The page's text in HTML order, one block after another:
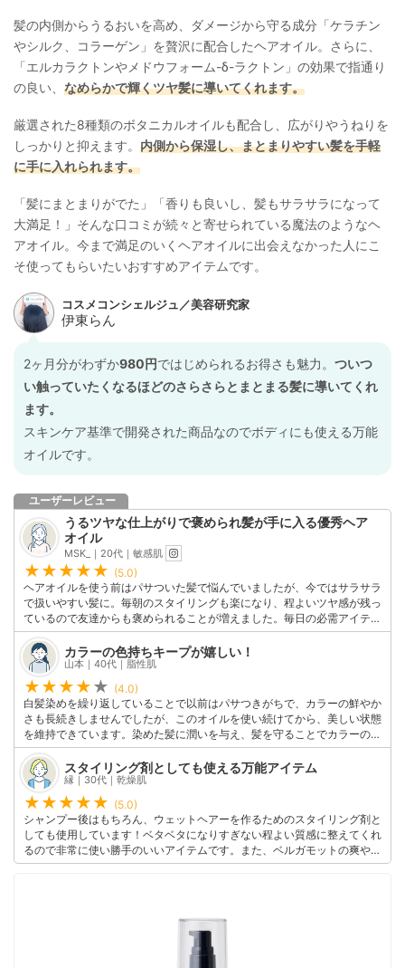
髪の内側からうるおいを高め、ダメージから守る成分「ケラチン
やシルク、コラーゲン」を贅沢に配合したヘアオイル。さらに、
「エルカラクトンやメドウフォーム-δ-ラクトン」の効果で指通り
の良い、 なめらかで輝くツヤ髪に導いてくれます。
厳選された8種類のボタニカルオイルも配合し、広がりやうねりを
しっかりと抑えます。 内側から保湿し、まとまりやすい髪を手軽
に手に入れられます。
「髪にまとまりがでた」「香りも良いし、髪もサラサラになって
大満足！」そんな口コミが続々と寄せられている魔法のようなヘ
アオイル。今まで満足のいくヘアオイルに出会えなかった人にこ
そ使ってもらいたいおすすめアイテムです。
2ヶ月分がわずか980円ではじめられるお得さも魅力。 ついつ
い触っていたくなるほどのさらさらとまとまる髪に導いてくれ
ます。
スキンケア基準で開発された商品なのでボディにも使える万能
オイルです。
ユーザーレビュー
うるツヤな仕上がりで褒められ髪が手に入る優秀ヘア
オイル
MSK_｜20代｜敏感肌
(5.0)
ヘアオイルを使う前はパサついた髪で悩んでいましたが、今ではサラサラ
で扱いやすい髪に。毎朝のスタイリングも楽になり、程よいツヤ感が残っ
ているので友達からも褒められることが増えました。毎日の必需アイテム
です！
このユーザーの他の口コミを見る
カラーの色持ちキープが嬉しい！
山本｜40代｜脂性肌
(4.0)
白髪染めを繰り返していることで以前はパサつきがちで、カラーの鮮やか
さも長続きしませんでしたが、このオイルを使い続けてから、美しい状態
を維持できています。染めた髪に潤いを与え、髪を守ることでカラーの褪
色を防ぎ、鮮やかな色合いを持続してくれている気がします。
このユーザーの他の口コミを見る
スタイリング剤としても使える万能アイテム
縁｜30代｜乾燥肌
(5.0)
シャンプー後はもちろん、ウェットヘアーを作るためのスタイリング剤と
しても使用しています！ベタベタになりすぎない程よい質感に整えてくれ
るので非常に使い勝手のいいアイテムです。また、ベルガモットの爽やか
な香りがふわっと漂うのもお気に入りポイント。これまで多くのヘアオイ